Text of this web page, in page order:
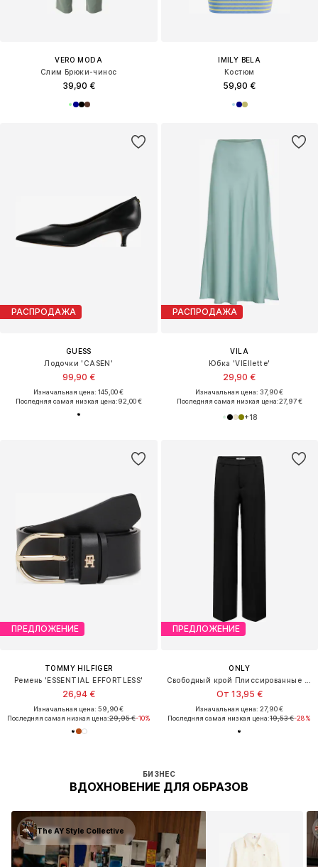
VERO MODA
Слим Брюки-чинос
39,90 €
IMILY BELA
Костюм
59,90 €
РАСПРОДАЖА
GUESS
Лодочки 'CASEN'
99,90 €
Изначальная цена: 145,00 €
Последняя самая низкая цена:92,00 €
РАСПРОДАЖА
VILA
Юбка 'VIEllette'
29,90 €
Изначальная цена: 37,90 €
Последняя самая низкая цена:27,97 €
+18
ПРЕДЛОЖЕНИЕ
TOMMY HILFIGER
Ремень 'ESSENTIAL EFFORTLESS'
26,94 €
Изначальная цена: 59,90 €
Последняя самая низкая цена:29,95 €-10%
ПРЕДЛОЖЕНИЕ
ONLY
От 13,95 €
Изначальная цена: 27,90 €
Последняя самая низкая цена:19,53 €-28%
БИЗНЕС
ВДОХНОВЕНИЕ ДЛЯ ОБРАЗОВ
The AY Style Collective